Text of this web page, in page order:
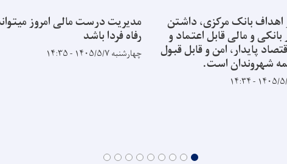
بانک مرکزی، داشتن
و مالی قابل اعتماد و
پایدار، امن و قابل قبول
شهروندان است.
مدیریت درست مالی امروز
رفاه فردا باشد
چهارشنبه ۱۴۰۵/۵/۷ - ۱۴:۳۵